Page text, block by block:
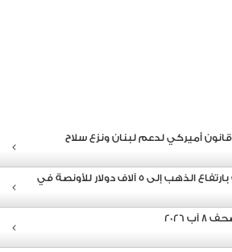
أميركي لدعم لبنان ونزع سلاح
توقّعات بارتفاع الذهب إلى 5 آلاف دولار للأونصة في
آب 2026